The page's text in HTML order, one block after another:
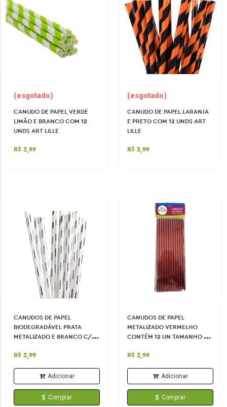
(esgotado)
CANUDO DE PAPEL VERDE
LIMÃO E BRANCO COM 12
UNDS ART LILLE
R$ 3,99
(esgotado)
CANUDO DE PAPEL LARANJA
E PRETO COM 12 UNDS ART
LILLE
R$ 3,99
CANUDOS DE PAPEL
BIODEGRADÁVEL PRATA
METALIZADO E BRANCO C/12
MAKE+
R$ 3,99
Adicionar
Comprar
CANUDOS DE PAPEL
METALIZADO VERMELHO
CONTÉM 12 UN TAMANHO 6,2
R$ 3,99
Adicionar
Comprar